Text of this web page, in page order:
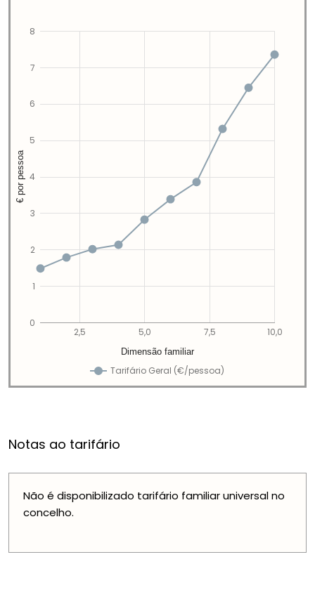
Tarifário Geral (€/pessoa)
2,5 5,0 7,5 10,0
0
1
2
3
4
5
6
7
8
Dimensão familiar
€ por pessoa
Notas ao tarifário
Não é disponibilizado tarifário familiar universal no
concelho.